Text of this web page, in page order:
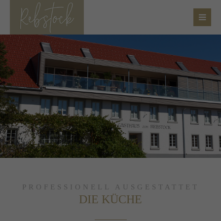
PROFESSIONELL AUSGESTATTET
DIE KÜCHE